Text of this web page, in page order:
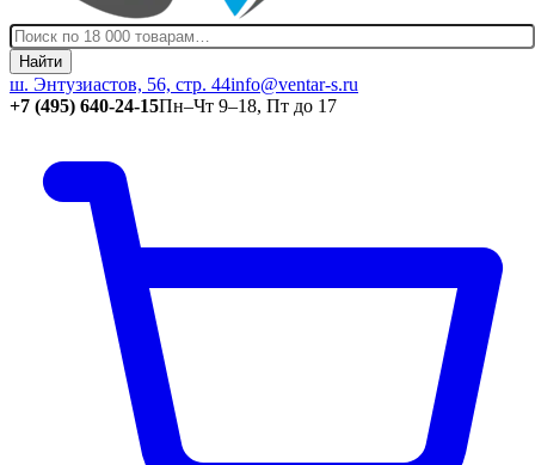
Найти
ш. Энтузиастов, 56, стр. 44info@ventar-s.ru
+7 (495) 640-24-15Пн–Чт 9–18, Пт до 17